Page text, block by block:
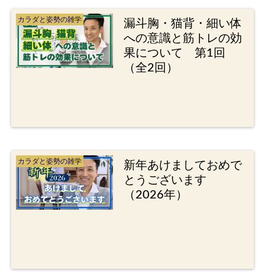
カラダと姿勢の雑学
漏斗胸・猫背・細い体
への意識と筋トレの効
果について 第1回
（全2回）
カラダと姿勢の雑学
新年あけましておめで
とうございます
（2026年）